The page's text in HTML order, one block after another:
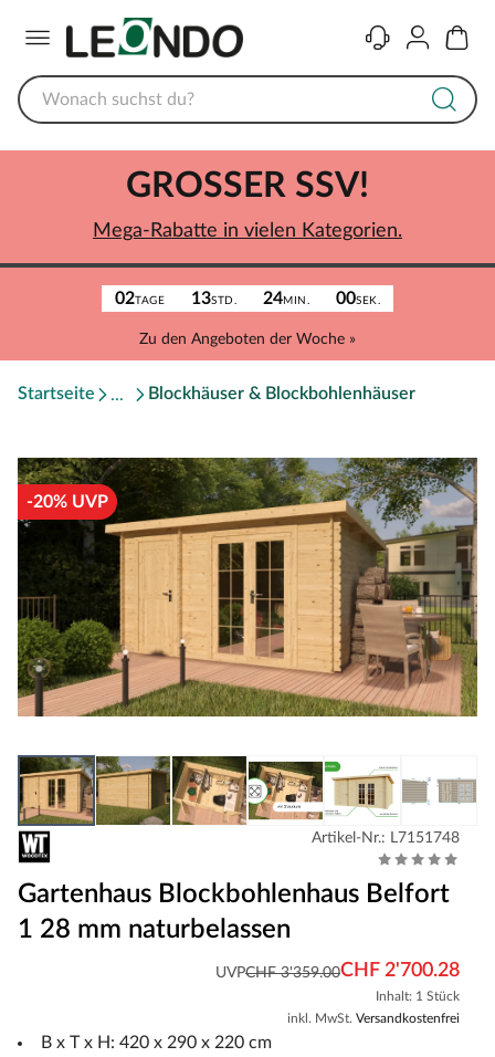
KontaktKonto
02TAGE 13STD. 24MIN. 00SEK.
Zu den Angeboten der Woche »
GROSSER SSV!
Mega-Rabatte in vielen Kategorien.
Startseite Blockhäuser & Blockbohlenhäuser
-20% UVP
Artikel-Nr.: L7151748
Gartenhaus Blockbohlenhaus Belfort
1 28 mm naturbelassen
UVPCHF 3'359.00CHF 2'700.28
Inhalt: 1 Stück
inkl. MwSt. Versandkostenfrei
B x T x H: 420 x 290 x 220 cm